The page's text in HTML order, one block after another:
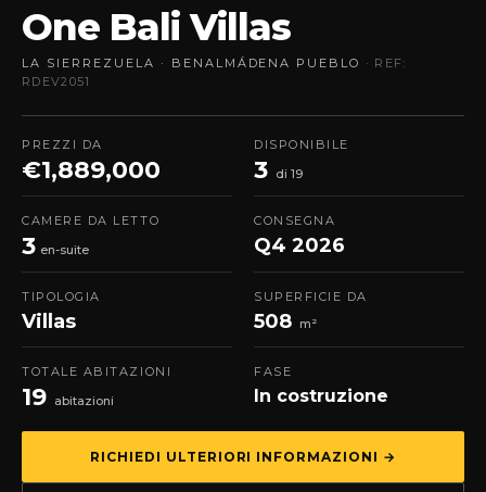
One Bali Villas
LA SIERREZUELA · BENALMÁDENA PUEBLO · REF:
RDEV2051
PREZZI DA
€1,889,000
DISPONIBILE
3 di 19
CAMERE DA LETTO
3 en-suite
CONSEGNA
Q4 2026
TIPOLOGIA
Villas
SUPERFICIE DA
508 m²
TOTALE ABITAZIONI
19 abitazioni
FASE
In costruzione
RICHIEDI ULTERIORI INFORMAZIONI →